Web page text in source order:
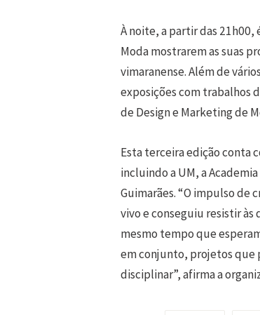
À noite, a partir das 21h00,
Moda mostrarem as suas
vimaranense. Além de
exposições com trabalhos
de Design e Marketing de
Esta terceira edição conta
incluindo a UM, a
Guimarães. “O impulso de
vivo e conseguiu resistir
mesmo tempo que
em conjunto, projetos que
disciplinar”, afirma a